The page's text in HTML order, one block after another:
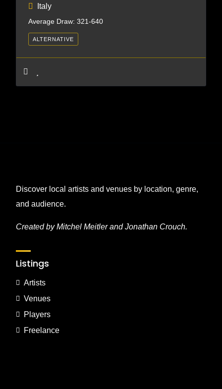
Italy
Average Draw: 321-640
ALTERNATIVE
Discover local artists and venues by location, genre,
and audience.
Created by Mitchel Meitler and Jonathan Crouch.
Listings
Artists
Venues
Players
Freelance